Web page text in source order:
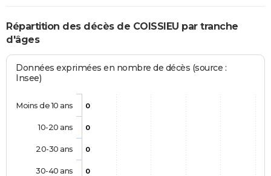
Répartition des décès de COISSIEU par tranche
d'âges
Données exprimées en nombre de décès (source :
Insee)
0
0
0
0
Moins de 10 ans
10-20 ans
20-30 ans
30-40 ans